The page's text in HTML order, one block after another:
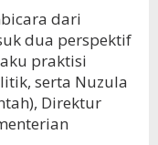
dari
dua perspektif
praktisi
serta Nuzula
Direktur